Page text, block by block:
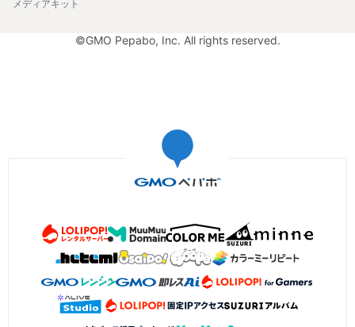
メディアキット
©GMO Pepabo, Inc. All rights reserved.